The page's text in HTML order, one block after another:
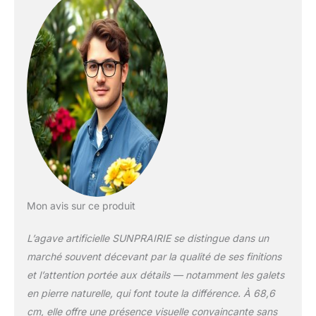
surface est traitée
pour refléter la
lumière
naturellement. Avec
pot noir classique et
véritables pierres de
rivière, le design
général est très beau
et va très bien à
l'intérieur ou à
d'avoir une belle
d'agave synthétique
tout au long de
l'année sans avoir à
arroser ou élaguer.
Mon avis sur ce produit
L’agave artificielle SUNPRAIRIE se distingue dans un
marché souvent décevant par la qualité de ses finitions
et l’attention portée aux détails — notamment les galets
en pierre naturelle, qui font toute la différence. À 68,6
cm, elle offre une présence visuelle convaincante sans